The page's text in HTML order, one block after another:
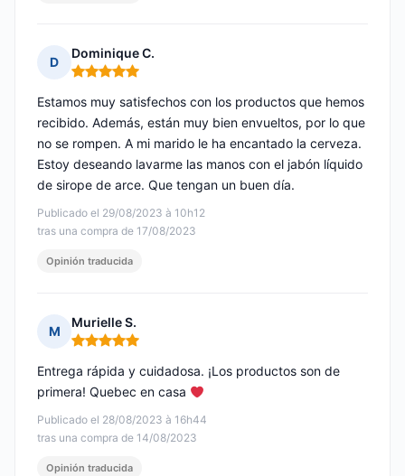
D
Dominique C.
Nota: 5 de 5
Publicado el 29/08/2023 à 10h12
tras una compra de 17/08/2023
Estamos muy satisfechos con los productos que hemos
recibido. Además, están muy bien envueltos, por lo que
no se rompen. A mi marido le ha encantado la cerveza.
Estoy deseando lavarme las manos con el jabón líquido
de sirope de arce. Que tengan un buen día.
Opinión traducida
M
Murielle S.
Nota: 5 de 5
Publicado el 28/08/2023 à 16h44
tras una compra de 14/08/2023
Entrega rápida y cuidadosa. ¡Los productos son de
primera! Quebec en casa
Opinión traducida